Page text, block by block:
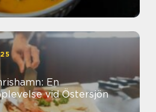
En
vid Östersjön